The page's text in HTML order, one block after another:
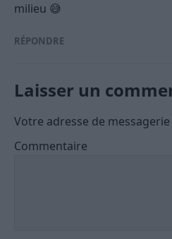
milieu 😅
RÉPONDRE
Laisser un
Votre adresse de
Commentaire